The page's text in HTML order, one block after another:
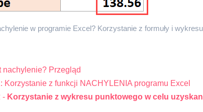
w programie Excel? Korzystanie z formuły i
nachylenie? Przegląd
Korzystanie z funkcji NACHYLENIA programu Excel
- Korzystanie z wykresu punktowego w celu